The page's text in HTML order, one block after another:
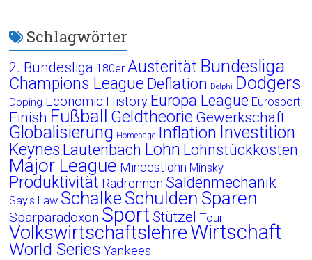
Schlagwörter
2. Bundesliga 180er Austerität Bundesliga
Champions League Deflation Delphi Dodgers
Doping Economic History Europa League Eurosport
Finish Fußball Geldtheorie Gewerkschaft
Globalisierung Homepage Inflation Investition
Keynes Lautenbach Lohn Lohnstückkosten
Major League Mindestlohn Minsky
Produktivität Radrennen Saldenmechanik
Say's Law Schalke Schulden Sparen
Sparparadoxon Sport Stützel Tour
VolkswirtschaftslehreWirtschaft
World Series Yankees